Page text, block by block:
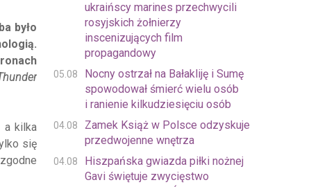
było
a kilka
się
ukraińscy marines przechwycili
rosyjskich żołnierzy
inscenizujących film
propagandowy
05.08
Nocny ostrzał na Bałakliję i Sumę
spowodował śmierć wielu osób
i ranienie kilkudziesięciu osób
04.08
Zamek Książ w Polsce odzyskuje
przedwojenne wnętrza
04.08
Hiszpańska gwiazda piłki nożnej
Gavi świętuje zwycięstwo